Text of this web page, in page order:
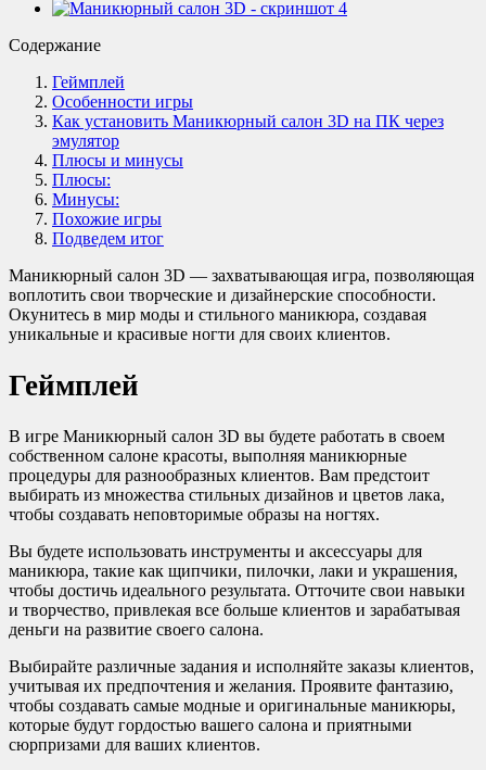
Содержание
Геймплей
Особенности игры
Как установить Маникюрный салон 3D на ПК через
эмулятор
Плюсы и минусы
Плюсы:
Минусы:
Похожие игры
Подведем итог
Маникюрный салон 3D — захватывающая игра, позволяющая
воплотить свои творческие и дизайнерские способности.
Окунитесь в мир моды и стильного маникюра, создавая
уникальные и красивые ногти для своих клиентов.
Геймплей
В игре Маникюрный салон 3D вы будете работать в своем
собственном салоне красоты, выполняя маникюрные
процедуры для разнообразных клиентов. Вам предстоит
выбирать из множества стильных дизайнов и цветов лака,
чтобы создавать неповторимые образы на ногтях.
Вы будете использовать инструменты и аксессуары для
маникюра, такие как щипчики, пилочки, лаки и украшения,
чтобы достичь идеального результата. Отточите свои навыки
и творчество, привлекая все больше клиентов и зарабатывая
деньги на развитие своего салона.
Выбирайте различные задания и исполняйте заказы клиентов,
учитывая их предпочтения и желания. Проявите фантазию,
чтобы создавать самые модные и оригинальные маникюры,
которые будут гордостью вашего салона и приятными
сюрпризами для ваших клиентов.